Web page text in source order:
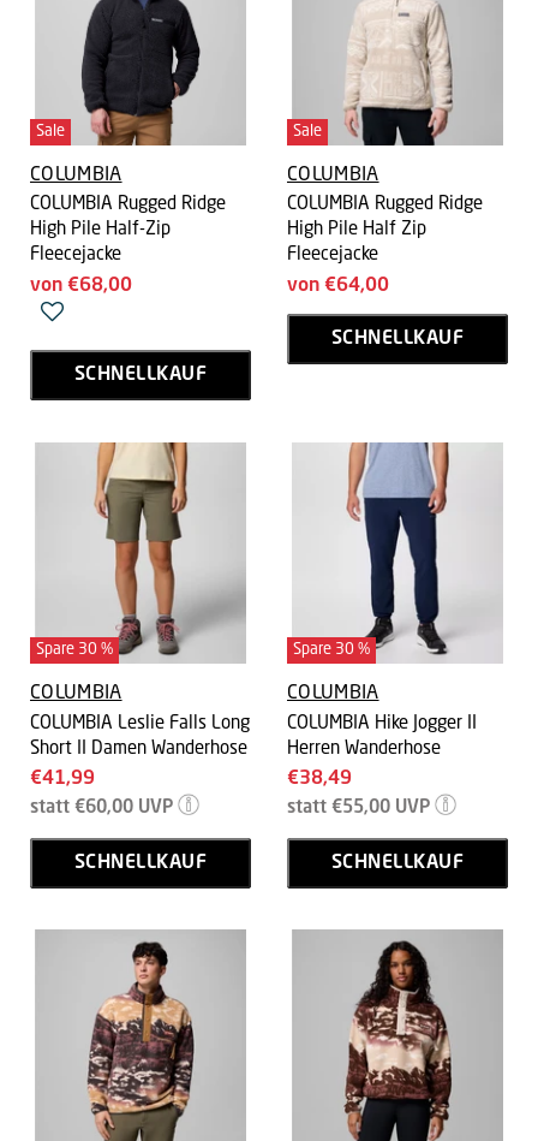
Sale
COLUMBIA
COLUMBIA Rugged Ridge
High Pile Half-Zip
Fleecejacke
von €68,00
SCHNELLKAUF
Sale
COLUMBIA
COLUMBIA Rugged Ridge
High Pile Half Zip
Fleecejacke
von €64,00
SCHNELLKAUF
Spare 30 %
COLUMBIA
COLUMBIA Leslie Falls Long
Short II Damen Wanderhose
Aktueller
Preis
€41,99
Ursprünglicher
statt €60,00 UVP
SCHNELLKAUF
Spare 30 %
COLUMBIA
COLUMBIA Hike Jogger II
Herren Wanderhose
Aktueller
Preis
€38,49
Ursprünglicher
statt €55,00 UVP
SCHNELLKAUF